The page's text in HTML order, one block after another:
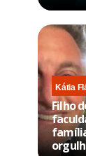
Kátia
Filho